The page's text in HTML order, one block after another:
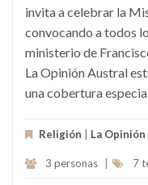
invita a celebrar la
convocando a todos
ministerio de
La Opinión Austral
una cobertura
Religión La
3 personas 7